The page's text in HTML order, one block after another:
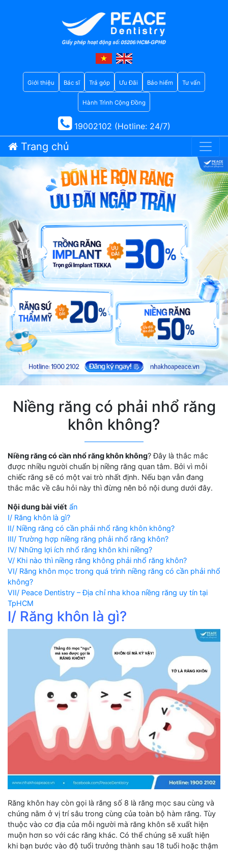
Giới thiệu Bác sĩ Trả góp Ưu Đãi Bảo hiểm Tư vấn
Hành Trình Cộng Đồng
19002102 (Hotline: 24/7)
Trang chủ
Niềng răng có phải nhổ răng
khôn không?
Niềng răng có cần nhổ răng khôn không? Đây là thắc mắc
được nhiều người chuẩn bị niềng răng quan tâm. Bởi vì mỗi
chiếc răng sẽ có một vai trò nhất định. Nếu bạn vẫn đang
thắc mắc về câu hỏi này thì đừng nên bỏ nội dung dưới đây.
Nội dung bài viết ẩn
I/ Răng khôn là gì?
II/ Niềng răng có cần phải nhổ răng khôn không?
III/ Trường hợp niềng răng phải nhổ răng khôn?
IV/ Những lợi ích nhổ răng khôn khi niềng?
V/ Khi nào thì niềng răng không phải nhổ răng khôn?
VI/ Răng khôn mọc trong quá trình niềng răng có cần phải nhổ
không?
VII/ Peace Dentistry – Địa chỉ nha khoa niềng răng uy tín tại
TpHCM
I/ Răng khôn là gì?
Răng khôn hay còn gọi là răng số 8 là răng mọc sau cùng và
chúng nằm ở vị trí sâu trong cùng của toàn bộ hàm răng. Tùy
thuộc vào cơ địa của mỗi người mà răng khôn sẽ xuất hiện
muộn hơn so với các răng khác. Có thể chúng sẽ xuất hiện
khi bạn bước vào độ tuổi trưởng thành sau 18 tuổi hoặc thậm